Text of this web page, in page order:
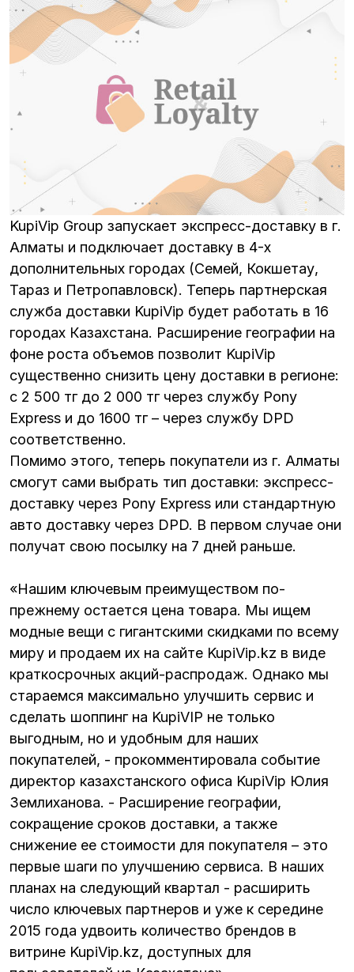
KupiVip Group запускает экспресс-доставку в г.
Алматы и подключает доставку в 4-х
дополнительных городах (Семей, Кокшетау,
Тараз и Петропавловск). Теперь партнерская
служба доставки KupiVip будет работать в 16
городах Казахстана. Расширение географии на
фоне роста объемов позволит KupiVip
существенно снизить цену доставки в регионе:
с 2 500 тг до 2 000 тг через службу Pony
Express и до 1600 тг – через службу DPD
соответственно.
Помимо этого, теперь покупатели из г. Алматы
смогут сами выбрать тип доставки: экспресс-
доставку через Pony Express или стандартную
авто доставку через DPD. В первом случае они
получат свою посылку на 7 дней раньше.
«Нашим ключевым преимуществом по-
прежнему остается цена товара. Мы ищем
модные вещи с гигантскими скидками по всему
миру и продаем их на сайте KupiVip.kz в виде
краткосрочных акций-распродаж. Однако мы
стараемся максимально улучшить сервис и
сделать шоппинг на KupiVIP не только
выгодным, но и удобным для наших
покупателей, - прокомментировала событие
директор казахстанского офиса KupiVip Юлия
Землиханова. - Расширение географии,
сокращение сроков доставки, а также
снижение ее стоимости для покупателя – это
первые шаги по улучшению сервиса. В наших
планах на следующий квартал - расширить
число ключевых партнеров и уже к середине
2015 года удвоить количество брендов в
витрине KupiVip.kz, доступных для